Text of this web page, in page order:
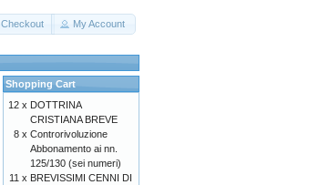
Checkout My Account
Shopping Cart
12 x DOTTRINA
CRISTIANA BREVE
8 x Controrivoluzione
Abbonamento ai nn.
125/130 (sei numeri)
11 x BREVISSIMI CENNI DI